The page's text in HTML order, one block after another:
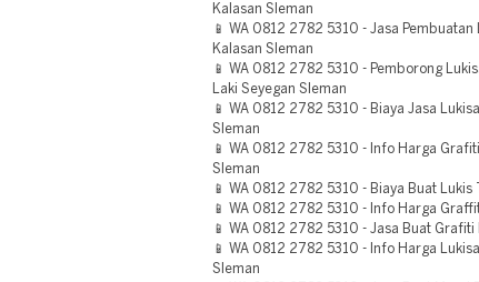
Kalasan Sleman
📱 WA 0812 2782 5310 - Jasa
Kalasan Sleman
📱 WA 0812 2782 5310 - Pemborong
Laki Seyegan Sleman
📱 WA 0812 2782 5310 - Biaya Jasa
Sleman
📱 WA 0812 2782 5310 - Info Harga
Sleman
📱 WA 0812 2782 5310 - Biaya Buat
📱 WA 0812 2782 5310 - Info Harga
📱 WA 0812 2782 5310 - Jasa Buat
📱 WA 0812 2782 5310 - Info Harga
Sleman